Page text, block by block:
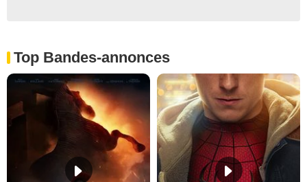
Top Bandes-annonces